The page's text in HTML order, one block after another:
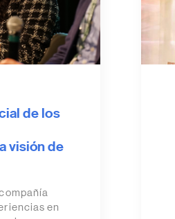
de los
visión de
en